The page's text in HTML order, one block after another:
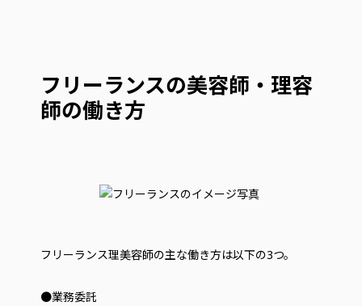
フリーランスの美容師・理容
師の働き方
フリーランス理美容師の主な働き方は以下の3つ。
●業務委託